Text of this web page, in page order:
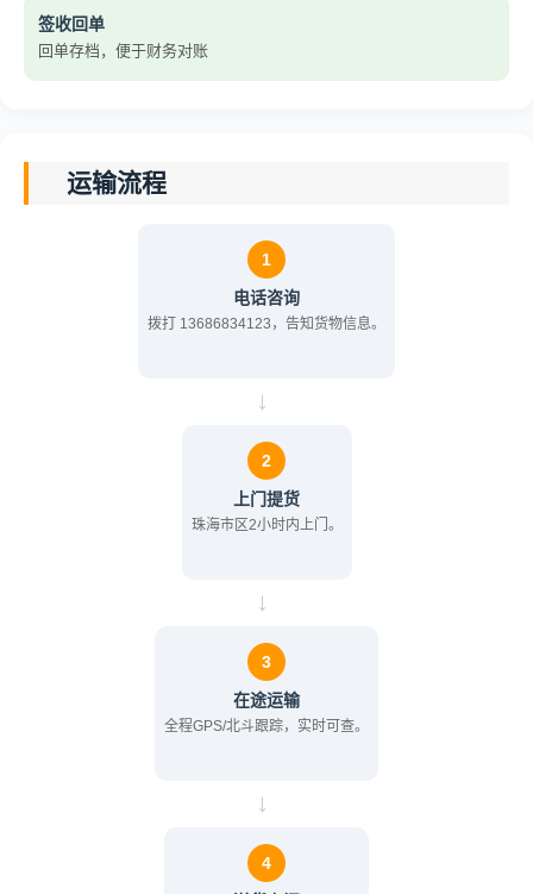
签收回单
回单存档，便于财务对账
运输流程
1
电话咨询
拨打 13686834123，告知货物信息。
→
2
上门提货
珠海市区2小时内上门。
→
3
在途运输
全程GPS/北斗跟踪，实时可查。
→
4